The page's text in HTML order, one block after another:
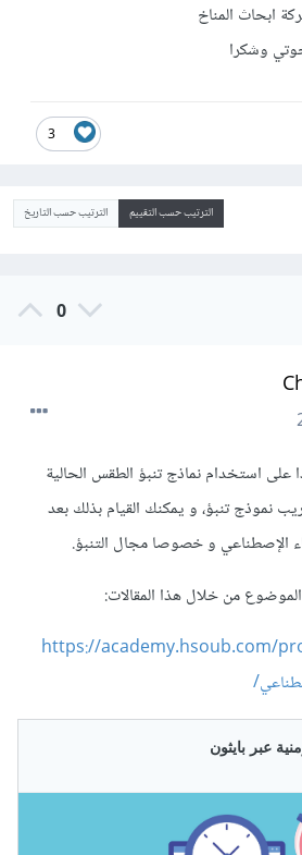
ابحاث المناخ
وشكرا
3
الترتيب حسب التقييم الترتيب حسب التاريخ
0
استخدام نماذج تنبؤ الطقس الحالية
نموذج تنبؤ، و يمكنك القيام بذلك بعد
الإصطناعي و خصوصا مجال التنبؤ.
من خلال هذا المقالات:
https://academy.hsoub.com/